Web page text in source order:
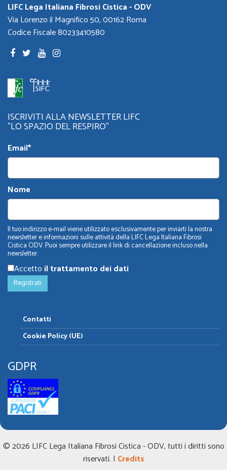
LIFC Lega Italiana Fibrosi Cistica - ODV
Via Lorenzo il Magnifico 50, 00162 Roma
Codice Fiscale 80233410580
ISCRIVITI ALLA NEWSLETTER LIFC
"LO SPAZIO DEL RESPIRO"
Email*
Nome
Il tuo indirizzo e-mail viene utilizzato esclusivamente per inviarti la nostra
newsletter e informazioni sulle attività della LIFC Lega Italiana Fibrosi
Cistica ODV. Puoi sempre utilizzare il link di cancellazione incluso nella
newsletter.
Accetto il trattamento dei dati
Contatti
Cookie Policy (UE)
GDPR
© 2026 LIFC Lega Italiana Fibrosi Cistica - ODV, tutti i diritti sono
riservati. | Credits